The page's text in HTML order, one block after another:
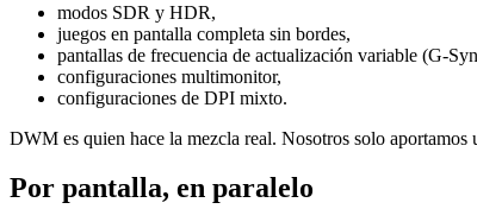
modos SDR y HDR,
juegos en pantalla completa sin bordes,
pantallas de frecuencia de actualización variable (G-
configuraciones multimonitor,
configuraciones de DPI mixto.
DWM es quien hace la mezcla real. Nosotros solo aportamos
Por pantalla, en paralelo